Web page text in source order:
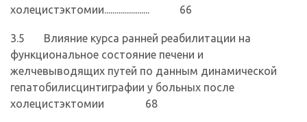
холецистэктомии...................... 66
3.5 Влияние курса ранней реабилитации на
функциональное состояние печени и
желчевыводящих путей по данным динамической
гепатобилисцинтиграфии у больных после
холецистэктомии 68